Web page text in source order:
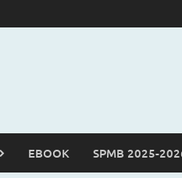
EBOOK SPMB 2025-